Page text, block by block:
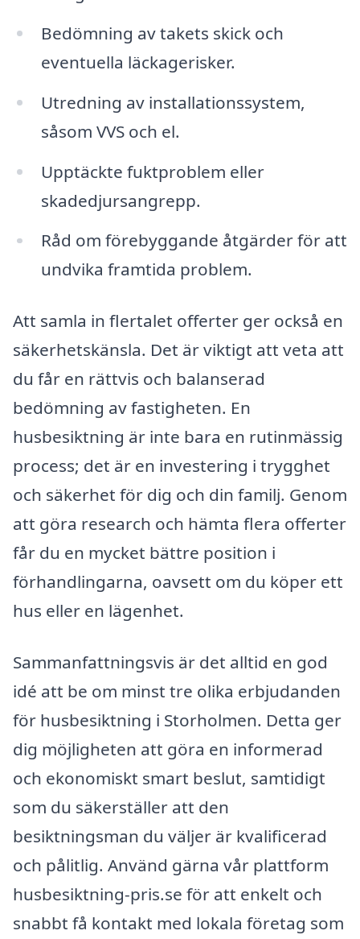
Bedömning av takets skick och
eventuella läckagerisker.
Utredning av installationssystem,
såsom VVS och el.
Upptäckte fuktproblem eller
skadedjursangrepp.
Råd om förebyggande åtgärder för att
undvika framtida problem.
Att samla in flertalet offerter ger också en
säkerhetskänsla. Det är viktigt att veta att
du får en rättvis och balanserad
bedömning av fastigheten. En
husbesiktning är inte bara en rutinmässig
process; det är en investering i trygghet
och säkerhet för dig och din familj. Genom
att göra research och hämta flera offerter
får du en mycket bättre position i
förhandlingarna, oavsett om du köper ett
hus eller en lägenhet.
Sammanfattningsvis är det alltid en god
idé att be om minst tre olika erbjudanden
för husbesiktning i Storholmen. Detta ger
dig möjligheten att göra en informerad
och ekonomiskt smart beslut, samtidigt
som du säkerställer att den
besiktningsman du väljer är kvalificerad
och pålitlig. Använd gärna vår plattform
husbesiktning-pris.se för att enkelt och
snabbt få kontakt med lokala företag som